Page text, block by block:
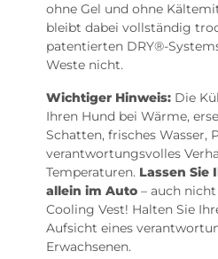
ohne Gel und ohne
bleibt dabei vollständig
patentierten DRY®-
Weste nicht.
Wichtiger Hinweis: Die
Ihren Hund bei Wärme,
Schatten, frisches Wasser,
verantwortungsvolles
Temperaturen. Lassen Sie
allein im Auto – auch
Cooling Vest! Halten Sie
Aufsicht eines
Erwachsenen.